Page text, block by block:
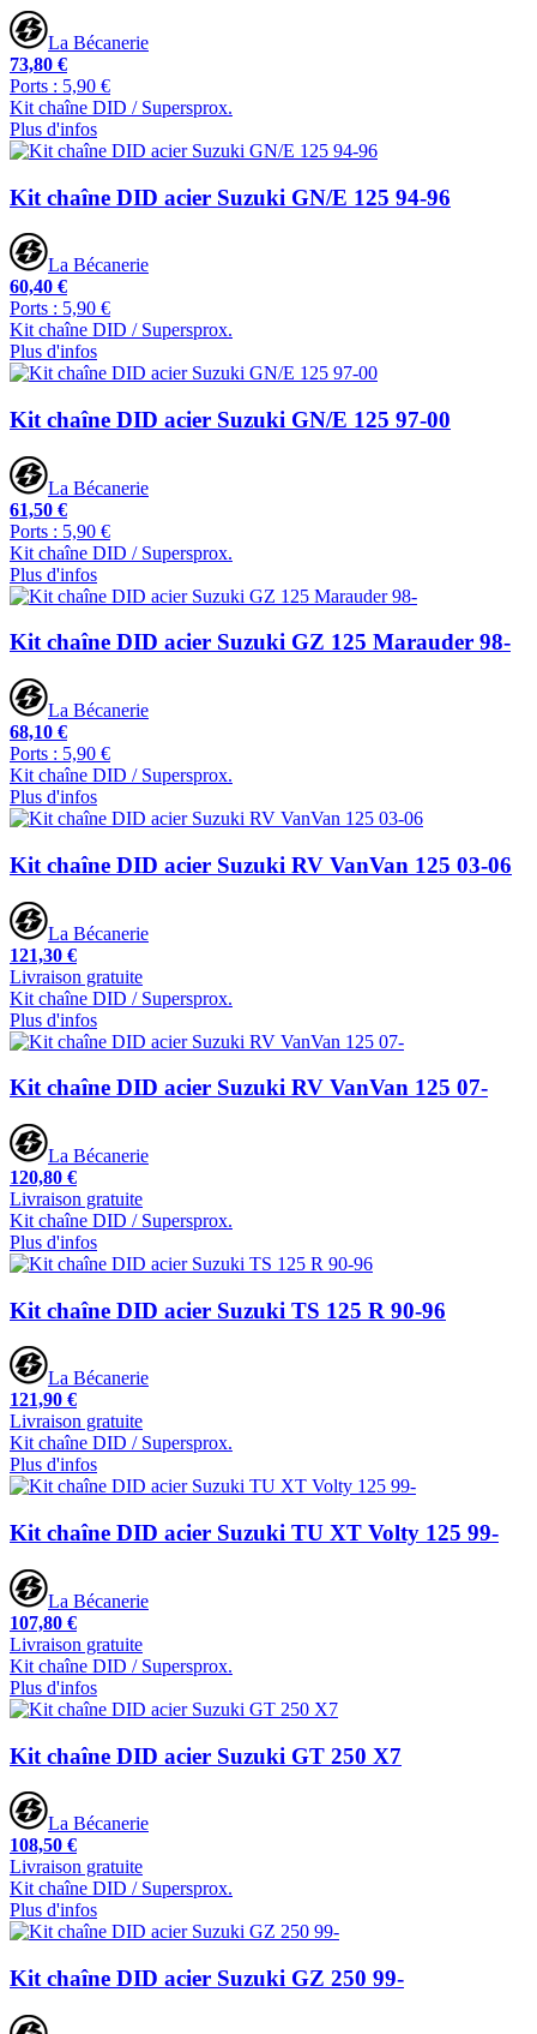
La Bécanerie
73,80 €
Ports : 5,90 €
Kit chaîne DID / Supersprox.
Plus d'infos
Kit chaîne DID acier Suzuki GN/E 125 94-96
La Bécanerie
60,40 €
Ports : 5,90 €
Kit chaîne DID / Supersprox.
Plus d'infos
Kit chaîne DID acier Suzuki GN/E 125 97-00
La Bécanerie
61,50 €
Ports : 5,90 €
Kit chaîne DID / Supersprox.
Plus d'infos
Kit chaîne DID acier Suzuki GZ 125 Marauder 98-
La Bécanerie
68,10 €
Ports : 5,90 €
Kit chaîne DID / Supersprox.
Plus d'infos
Kit chaîne DID acier Suzuki RV VanVan 125 03-06
La Bécanerie
121,30 €
Livraison gratuite
Kit chaîne DID / Supersprox.
Plus d'infos
Kit chaîne DID acier Suzuki RV VanVan 125 07-
La Bécanerie
120,80 €
Livraison gratuite
Kit chaîne DID / Supersprox.
Plus d'infos
Kit chaîne DID acier Suzuki TS 125 R 90-96
La Bécanerie
121,90 €
Livraison gratuite
Kit chaîne DID / Supersprox.
Plus d'infos
Kit chaîne DID acier Suzuki TU XT Volty 125 99-
La Bécanerie
107,80 €
Livraison gratuite
Kit chaîne DID / Supersprox.
Plus d'infos
Kit chaîne DID acier Suzuki GT 250 X7
La Bécanerie
108,50 €
Livraison gratuite
Kit chaîne DID / Supersprox.
Plus d'infos
Kit chaîne DID acier Suzuki GZ 250 99-